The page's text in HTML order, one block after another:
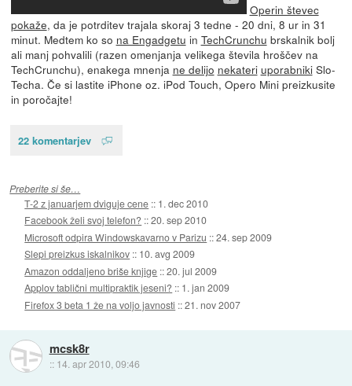
Operin števec
pokaže, da je potrditev trajala skoraj 3 tedne - 20 dni, 8 ur in 31
minut. Medtem ko so na Engadgetu in TechCrunchu brskalnik bolj
ali manj pohvalili (razen omenjanja velikega števila hroščev na
TechCrunchu), enakega mnenja ne delijo nekateri uporabnikiSlo-
Techa. Če si lastite iPhone oz. iPod Touch, Opero Mini preizkusite
in poročajte!
22 komentarjev
Preberite si še…
T-2 z januarjem dviguje cene :: 1. dec 2010
Facebook želi svoj telefon? ::20. sep 2010
Microsoft odpira Windowskavarno v Parizu ::24. sep 2009
Slepi preizkus iskalnikov :: 10. avg 2009
Amazon oddaljeno briše knjige ::20. jul 2009
Applov tablični multipraktik jeseni? :: 1. jan 2009
Firefox 3 beta 1 že na voljo javnosti ::21. nov 2007
mcsk8r
:: 14. apr 2010, 09:46